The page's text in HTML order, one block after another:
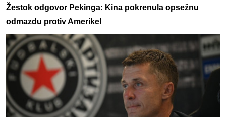
Žestok odgovor Pekinga: Kina pokrenula opsežnu
odmazdu protiv Amerike!